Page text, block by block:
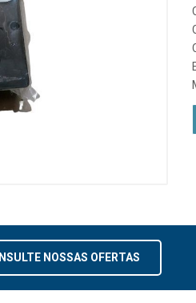
NOSSAS OFERTAS